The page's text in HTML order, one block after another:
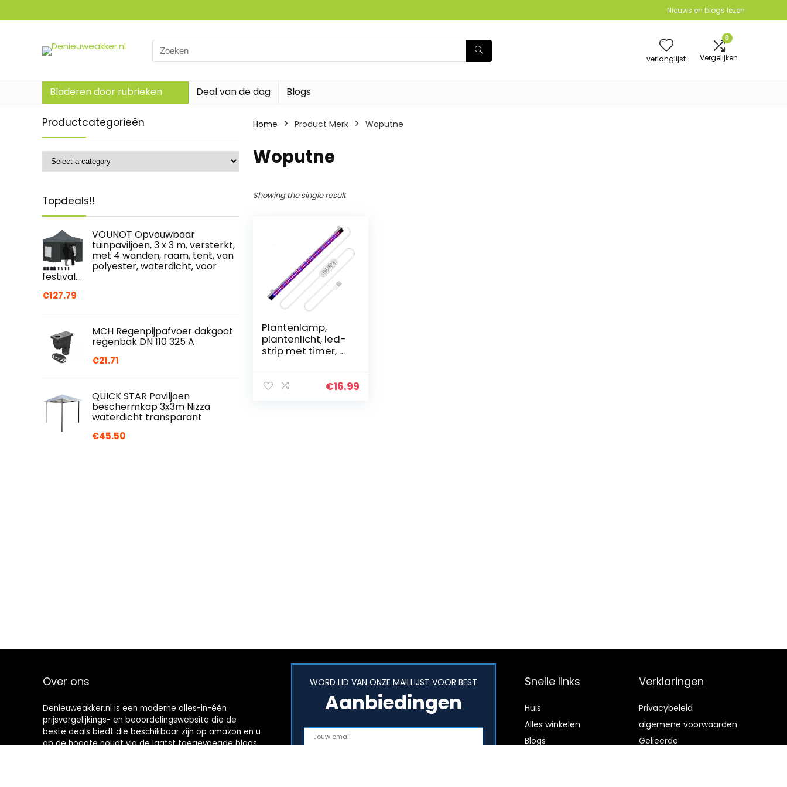
Nieuws en blogs lezen
Search
for:
verlanglijst
0
Vergelijken
Bladeren door rubrieken Deal van de dag Blogs
Productcategorieën
Topdeals!!
VOUNOT Opvouwbaar
tuinpaviljoen, 3 x 3 m, versterkt,
met 4 wanden, raam, tent, van
polyester, waterdicht, voor
festival…
€127.79
MCH Regenpijpafvoer dakgoot
regenbak DN 110 325 A
€21.71
QUICK STAR Paviljoen
beschermkap 3x3m Nizza
waterdicht transparant
€45.50
Home Product Merk ‎Woputne
‎Woputne
Showing the single result
Plantenlamp,
plantenlicht, led-
strip met timer, 4
groeilamp, auto-
€16.99
Over ons
Denieuweakker.nl is een moderne alles-in-één
prijsvergelijkings- en beoordelingswebsite die de
beste deals biedt die beschikbaar zijn op amazon en u
op de hoogte houdt via de laatst toegevoegde blogs.
WORD LID VAN ONZE MAILLIJST VOOR BEST
Aanbiedingen
Snelle links
Huis
Alles winkelen
Blogs
Verklaringen
Privacybeleid
algemene voorwaarden
Gelieerde